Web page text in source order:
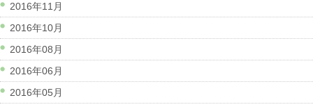
2016年11月
2016年10月
2016年08月
2016年06月
2016年05月